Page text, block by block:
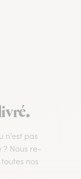
n’est pas
Nous re-
nos